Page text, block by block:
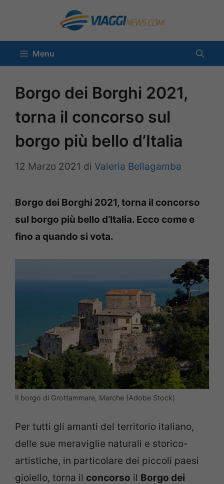
contenuto
Menu
Borgo dei Borghi 2021,
torna il concorso sul
borgo più bello d’Italia
12 Marzo 2021 di Valeria Bellagamba
Borgo dei Borghi 2021, torna il concorso
sul borgo più bello d’Italia. Ecco come e
fino a quando si vota.
Il borgo di Grottammare, Marche (Adobe Stock)
Per tutti gli amanti del territorio italiano,
delle sue meraviglie naturali e storico-
artistiche, in particolare dei piccoli paesi
gioiello, torna il concorso il Borgo dei